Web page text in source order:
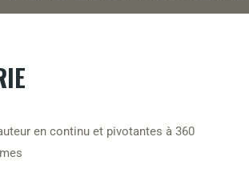
en continu et pivotantes à 360